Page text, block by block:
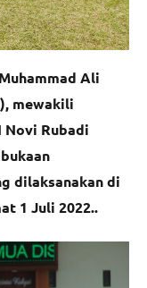
Ali
mewakili
Novi Rubadi
dilaksanakan di
1 Juli 2022..